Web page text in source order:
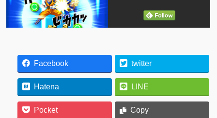
Facebook twitter
Hatena LINE
Pocket Copy